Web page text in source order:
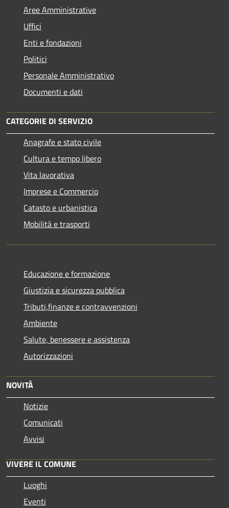
Aree Amministrative
Uffici
Enti e fondazioni
Politici
Personale Amministrativo
Documenti e dati
CATEGORIE DI SERVIZIO
Anagrafe e stato civile
Cultura e tempo libero
Vita lavorativa
Imprese e Commercio
Catasto e urbanistica
Mobilità e trasporti
Educazione e formazione
Giustizia e sicurezza pubblica
Tributi,finanze e contravvenzioni
Ambiente
Salute, benessere e assistenza
Autorizzazioni
NOVITÀ
Notizie
Comunicati
Avvisi
VIVERE IL COMUNE
Luoghi
Eventi